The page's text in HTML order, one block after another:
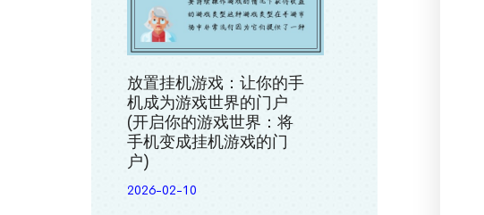
放置挂机游戏：让你的手
机成为游戏世界的门户
(开启你的游戏世界：将
手机变成挂机游戏的门
户)
2026-02-10